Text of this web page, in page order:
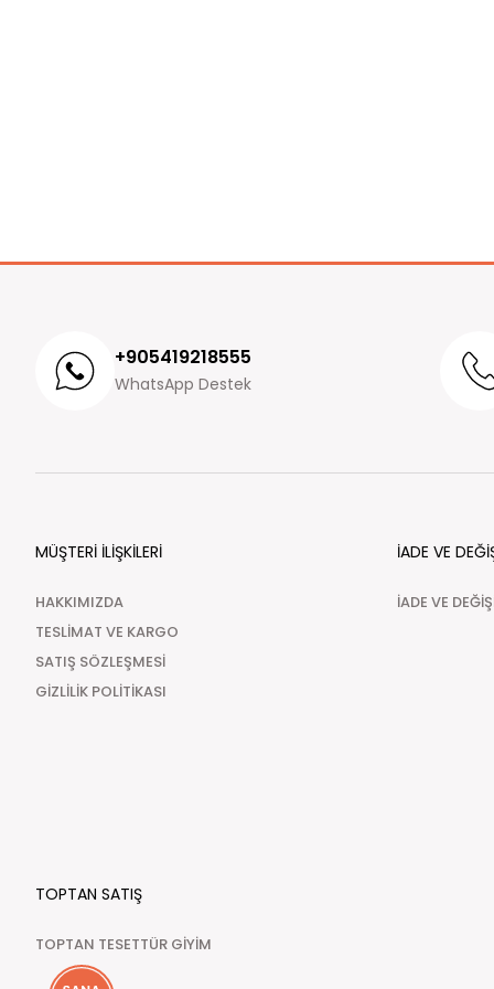
+905419218555
WhatsApp Destek
MÜŞTERİ İLİŞKİLERİ
HAKKIMIZDA
TESLİMAT VE KARGO
SATIŞ SÖZLEŞMESİ
GİZLİLİK POLİTİKASI
İADE VE
İADE VE
TOPTAN SATIŞ
TOPTAN TESETTÜR GİYİM